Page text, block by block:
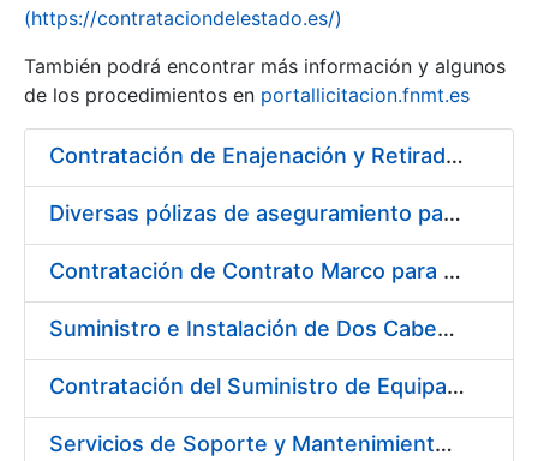
(https://contrataciondelestado.es/)
También podrá encontrar más información y algunos
de los procedimientos en portallicitacion.fnmt.es
Contratación de Enajenación y Retirada de Chatarra durante 2018
Diversas pólizas de aseguramiento para la FNMT-RCM
Contratación de Contrato Marco para el Suministro de Material de Electrónica e Informática, bienio 2018-2019
Suministro e Instalación de Dos Cabezales Dispensadores de Etiquetas a Registro
Contratación del Suministro de Equipación Informático (Servidores)
Servicios de Soporte y Mantenimiento de Licencias de Software (IBM / Open Text) de la Fábrica Nacional de Moneda y Timbre-Real Casa de la Moneda